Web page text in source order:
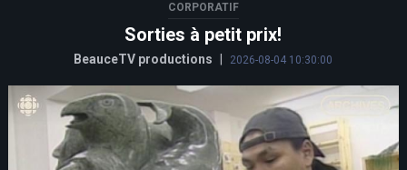
CORPORATIF
Sorties à petit prix!
BeauceTV productions 2026-08-04 10:30:00